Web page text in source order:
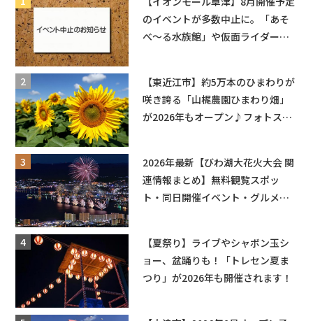
のイベントが多数中止に。「あそ
べ〜る水族館」や仮面ライダーシ
【東近江市】約5万本のひまわりが
咲き誇る「山梶農園ひまわり畑」
が2026年もオープン♪フォトスポ
2026年最新【びわ湖大花火大会 関
連情報まとめ】無料観覧スポッ
ト・同日開催イベント・グルメマ
【夏祭り】ライブやシャボン玉シ
ョー、盆踊りも！「トレセン夏ま
つり」が2026年も開催されます！